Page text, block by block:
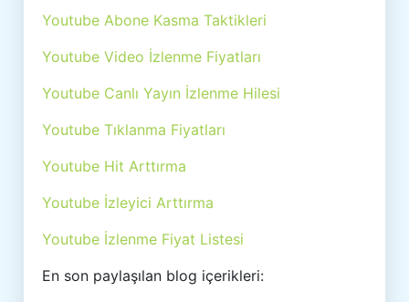
Youtube Abone Kasma Taktikleri
Youtube Video İzlenme Fiyatları
Youtube Canlı Yayın İzlenme Hilesi
Youtube Tıklanma Fiyatları
Youtube Hit Arttırma
Youtube İzleyici Arttırma
Youtube İzlenme Fiyat Listesi
En son paylaşılan blog içerikleri: